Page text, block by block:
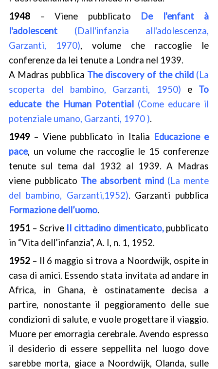
1948 – Viene pubblicato De l'enfant à
l'adolescent (Dall'infanzia all'adolescenza,
Garzanti, 1970), volume che raccoglie le
conferenze da lei tenute a Londra nel 1939.
A Madras pubblica The discovery of the child (La
scoperta del bambino, Garzanti, 1950) e To
educate the Human Potential(Come educare il
potenziale umano, Garzanti, 1970 ).
1949 – Viene pubblicato in Italia Educazione e
pace, un volume che raccoglie le 15 conferenze
tenute sul tema dal 1932 al 1939. A Madras
viene pubblicato Theabsorbent mind(La mente
del bambino, Garzanti,1952). Garzanti pubblica
Formazione dell’uomo.
1951 – Scrive Il cittadino dimenticato,pubblicato
in “Vita dell’infanzia”, A. I, n. 1, 1952.
1952 – Il 6 maggio si trova a Noordwijk, ospite in
casa di amici. Essendo stata invitata ad andare in
Africa, in Ghana, è ostinatamente decisa a
partire, nonostante il peggioramento delle sue
condizioni di salute, e vuole progettare il viaggio.
Muore per emorragia cerebrale. Avendo espresso
il desiderio di essere seppellita nel luogo dove
sarebbe morta, giace a Noordwijk, Olanda, sulle